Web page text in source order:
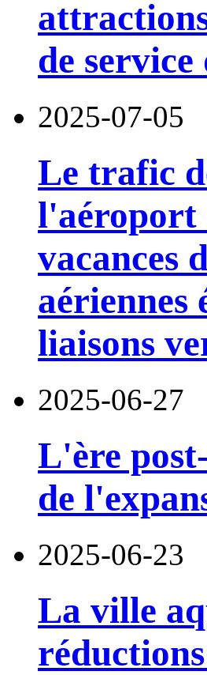
de service
2025-07-05
Le trafic
l'aéroport
vacances
aériennes
liaisons
2025-06-27
L'ère
de
2025-06-23
La ville